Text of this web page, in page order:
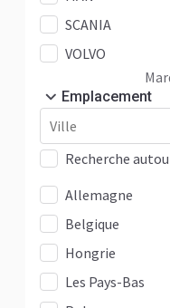
Arocs
Atego
Econic
LK
LP
NG
SK
Sprinter
Vario
SCANIA
VOLVO
Emplacement
Recherche
Allemagne
Belgique
Hongrie
Les Pays-Bas